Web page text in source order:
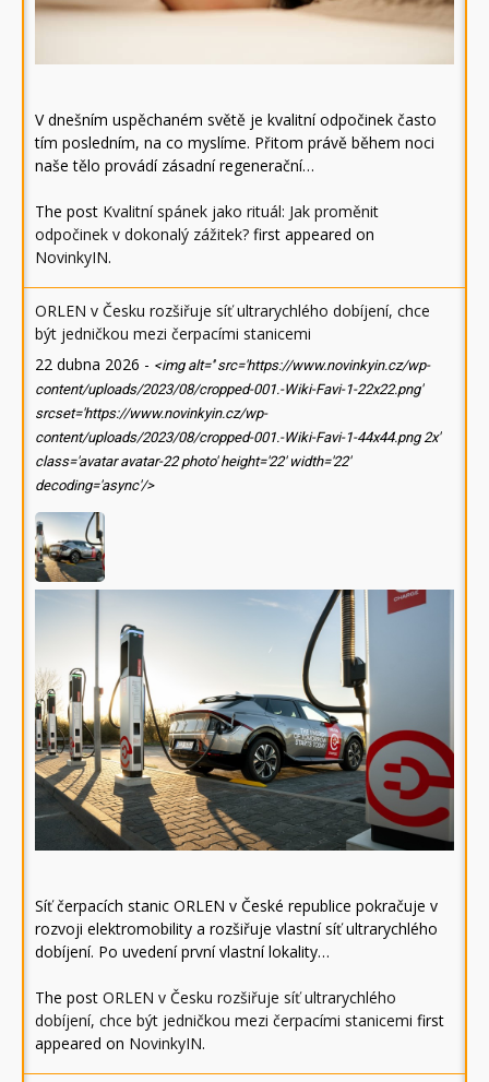
V dnešním uspěchaném světě je kvalitní odpočinek často
tím posledním, na co myslíme. Přitom právě během noci
naše tělo provádí zásadní regenerační…
The post Kvalitní spánek jako rituál: Jak proměnit
odpočinek v dokonalý zážitek? first appeared on
NovinkyIN.
ORLEN v Česku rozšiřuje síť ultrarychlého dobíjení, chce
být jedničkou mezi čerpacími stanicemi
22 dubna 2026 - <img alt='' src='https://www.novinkyin.cz/wp-
content/uploads/2023/08/cropped-001.-Wiki-Favi-1-22x22.png'
srcset='https://www.novinkyin.cz/wp-
content/uploads/2023/08/cropped-001.-Wiki-Favi-1-44x44.png 2x'
class='avatar avatar-22 photo' height='22' width='22'
decoding='async'/>
Síť čerpacích stanic ORLEN v České republice pokračuje v
rozvoji elektromobility a rozšiřuje vlastní síť ultrarychlého
dobíjení. Po uvedení první vlastní lokality…
The post ORLEN v Česku rozšiřuje síť ultrarychlého
dobíjení, chce být jedničkou mezi čerpacími stanicemi first
appeared on NovinkyIN.